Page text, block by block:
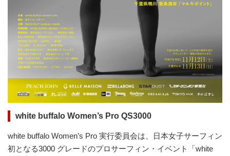
white buffalo Women’s Pro QS3000
white buffalo Women’s Pro 実行委員会は、日本女子サーフィン
初となる3000 グレードのプロサーフィン・イベント「white